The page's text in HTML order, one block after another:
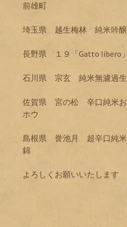
前雄町
埼玉県 越生梅林 純米吟醸
長野県 １９「Gatto libero
石川県 宗玄 純米無濾過
佐賀県 宮の松 辛口純米
ホウ
島根県 誉池月 超辛口純
錦
よろしくお願いいたします